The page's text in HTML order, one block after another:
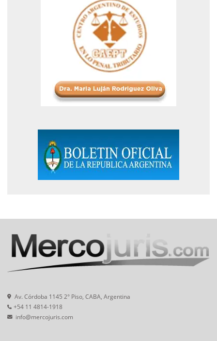
Av. Córdoba 1145 2° Piso, CABA, Argentina
+54 11 4814-1918
info@mercojuris.com